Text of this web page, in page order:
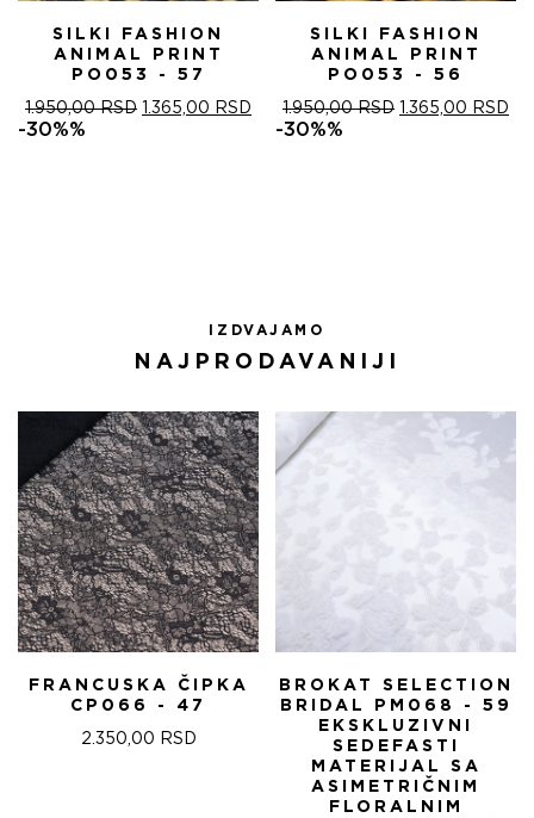
SILKI FASHION
ANIMAL PRINT
PO053 - 57
1.950,00RSD ОРИГИНАЛНА
1.365,00 RSD ТРЕНУТНА
ЦЕНА
-30%%
SILKI FASHION
ANIMAL PRINT
PO053 - 56
1.950,00RSD ОРИГИНАЛНА
1.365,00 RSD
-30%%
IZDVAJAMO
NAJPRODAVANIJI
FRANCUSKA ČIPKA
CP066 - 47
2.350,00 RSD
BROKAT SELECTION
BRIDAL PM068 - 59
EKSKLUZIVNI
SEDEFASTI
MATERIJAL SA
ASIMETRIČNIM
FLORALNIM